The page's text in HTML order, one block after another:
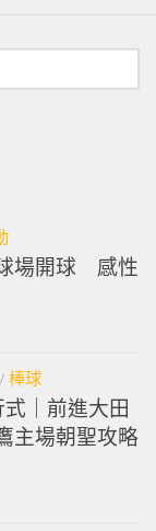
場開球 感性
/ 棒球
式｜前進大田
主場朝聖攻略